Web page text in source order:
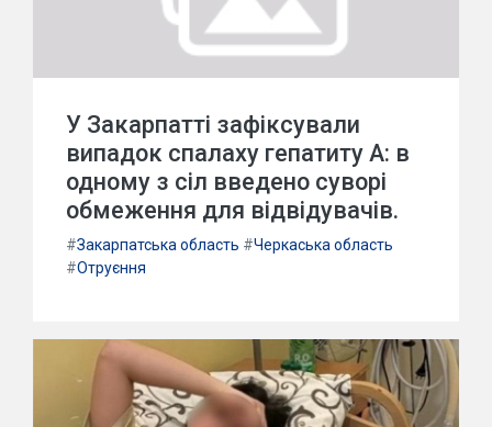
У Закарпатті зафіксували
випадок спалаху гепатиту А: в
одному з сіл введено суворі
обмеження для відвідувачів.
#Закарпатська область #Черкаська область
#Отруєння